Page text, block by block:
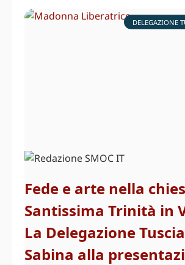
DELEGAZIONE
Fede e arte nella
Santissima Trinità in
La Delegazione
Sabina alla